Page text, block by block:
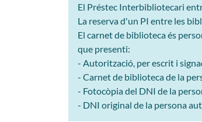
El Préstec Interbibliotecari
La reserva d'un PI entre les
El carnet de biblioteca és
que presenti:
- Autorització, per escrit i
- Carnet de biblioteca de la
- Fotocòpia del DNI de la
- DNI original de la persona